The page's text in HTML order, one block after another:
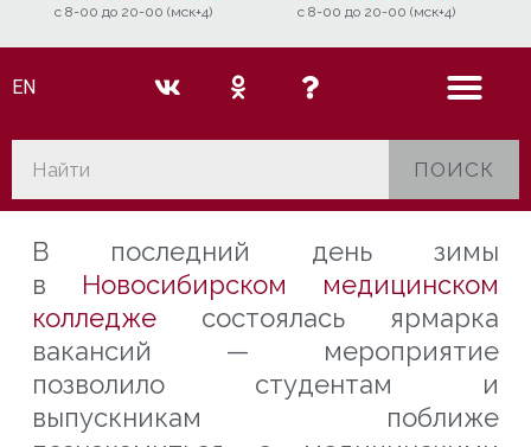
c 8-00 до 20-00 (мск+4) c 8-00 до 20-00 (мск+4)
EN
ПОИСК
В последний день зимы
в Новосибирском медицинском
колледже состоялась ярмарка
вакансий — мероприятие
позволило студентам и
выпускникам поближе